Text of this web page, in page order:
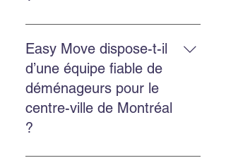
Oui. Easy Move fournit des devis
gratuits pour les déménagements
internationaux depuis Montréal, y
compris vers les États-Unis.
Easy Move dispose-t-il
d’une équipe fiable de
déménageurs pour le
centre-ville de Montréal
?